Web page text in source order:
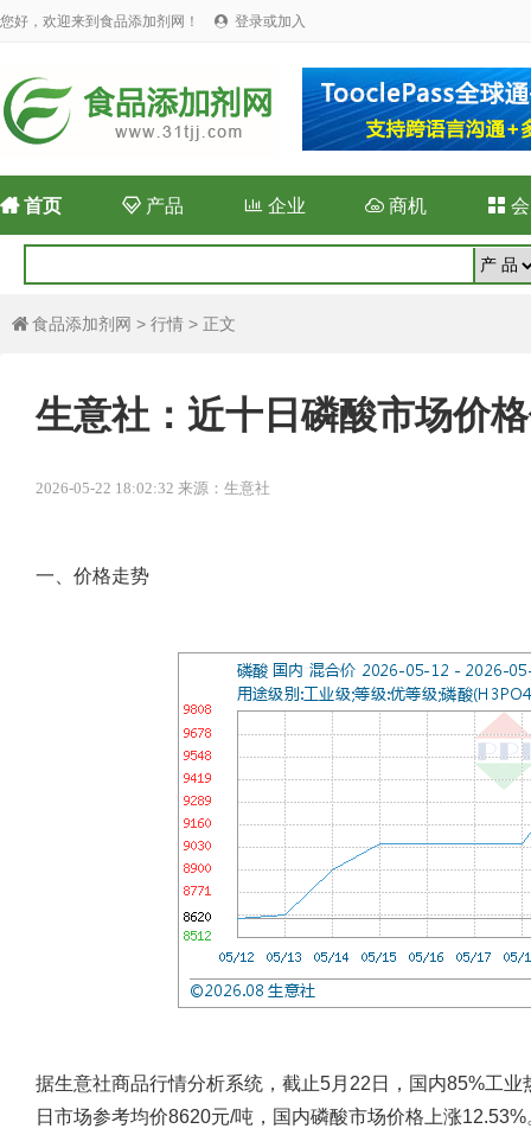
您好，欢迎来到食品添加剂网！  登录或加入
首页 产品 企业  商机 
 食品添加剂网 > 行情 > 正文
生意社：近十日磷酸市场价
2026-05-22 18:02:32 来源：生意社
一、价格走势
据生意社商品行情分析系统，截止5月22日，国内85%工
日市场参考均价8620元/吨，国内磷酸市场价格上涨12.53%